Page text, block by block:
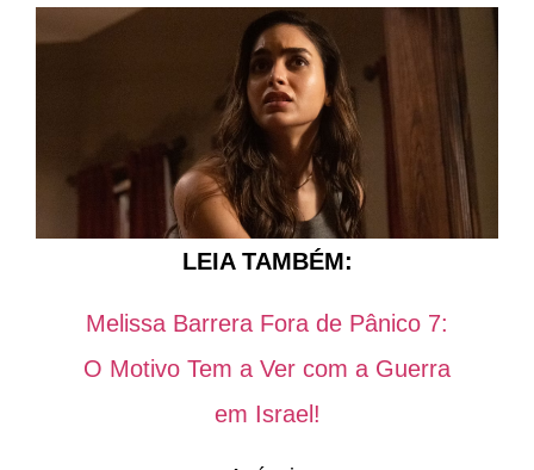
LEIA TAMBÉM:
Melissa Barrera Fora de Pânico 7:
O Motivo Tem a Ver com a Guerra
em Israel!